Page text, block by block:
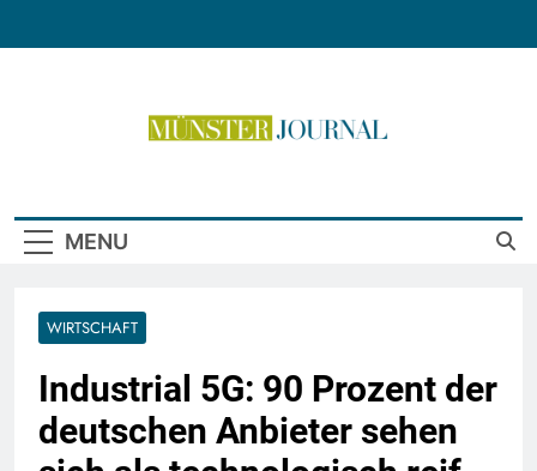
MENU
WIRTSCHAFT
Industrial 5G: 90 Prozent der
deutschen Anbieter sehen